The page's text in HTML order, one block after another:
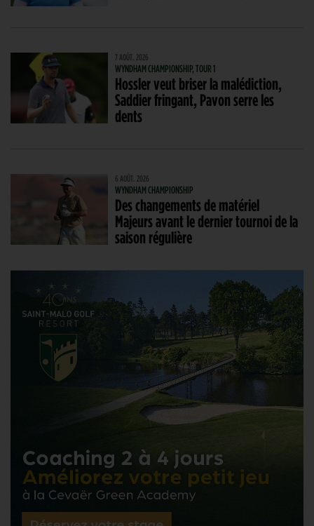
7 AOÛT. 2026
WYNDHAM CHAMPIONSHIP, TOUR 1
Hossler veut briser la malédiction,
Saddier fringant, Pavon serre les
dents
6 AOÛT. 2026
WYNDHAM CHAMPIONSHIP
Des changements de matériel
Majeurs avant le dernier tournoi de la
saison régulière